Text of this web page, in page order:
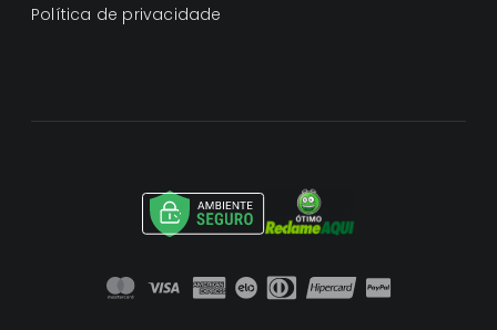
Política de privacidade